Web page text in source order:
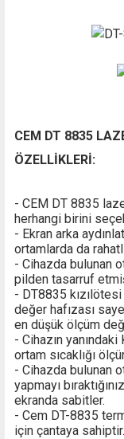
CEM DT 8835
ÖZELLİKLERİ:
- CEM DT 8835
herhangi birini
- Ekran arka
ortamlarda da
- Cihazda bulunan
pilden tasarruf
- DT8835
değer hafızası
en düşük ölçüm
- Cihazın yanındaki
ortam sıcaklığı
- Cihazda bulunan
yapmayı
ekranda sabitler.
- Cem DT-8835
için çantaya sahiptir.